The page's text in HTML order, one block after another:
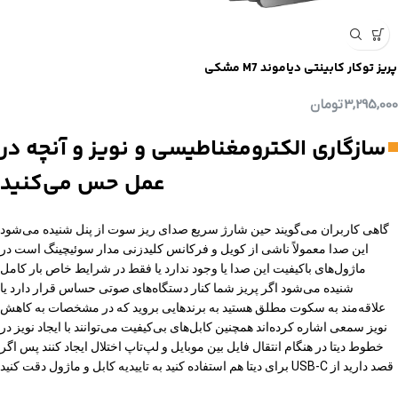
می‌کند اما در استفاده روزمره می‌بیند شارژ یا انجام نمی‌شود یا آن‌قدر کند است
که عملاً بی‌فایده به نظر می‌رسد بنابراین توصیه می‌شود ابتدا نیاز واقعی را
بنویسید تعداد کاربران و نوع دستگاه‌ها را بشمارید و بعد توان ماژول را انتخاب کنید
نقش کابل و کیفیت ارتباط در تجربه شارژ
حتی بهترین ماژول USB-C PD اگر با کابل نامناسب همراه شود تجربه‌ای
ناامیدکننده می‌سازد کابل‌های ارزان با هادی ضعیف یا چیپ E-Marker نامعتبر در
توان‌های بالاتر افت ولتاژ و گرمای قابل‌توجه ایجاد می‌کنند و باعث می‌شوند
دستگاه مدام بین حالت‌های شارژ جابه‌جا شود و صدای نوتیفیکیشن شارژ قطع و
وصل آزاردهنده شود بنابراین در کنار انتخاب ماژول مناسب یک یا دو کابل
استاندارد با تاییدیه توان متناسب بخرید کابل‌های تاییدشده برای ۶۰ وات یا ۱۰۰
وات علاوه بر شارژ پایدار دوام بیشتری دارند و احتمال لق شدن کانکتور یا جدا
پریز توکار کابینتی دیاموند M7 مشکی
3,295,000تومان
سازگاری الکترومغناطیسی و نویز و آنچه در
عمل حس می‌کنید
گاهی کاربران می‌گویند حین شارژ سریع صدای ریز سوت از پنل شنیده می‌شود
این صدا معمولاً ناشی از کویل و فرکانس کلیدزنی مدار سوئیچینگ است در
ماژول‌های باکیفیت این صدا یا وجود ندارد یا فقط در شرایط خاص بار کامل
شنیده می‌شود اگر پریز شما کنار دستگاه‌های صوتی حساس قرار دارد یا
علاقه‌مند به سکوت مطلق هستید به برندهایی بروید که در مشخصات به کاهش
نویز سمعی اشاره کرده‌اند همچنین کابل‌های بی‌کیفیت می‌توانند با ایجاد نویز در
خطوط دیتا در هنگام انتقال فایل بین موبایل و لپ‌تاپ اختلال ایجاد کنند پس اگر
قصد دارید از USB-C برای دیتا هم استفاده کنید به تاییدیه کابل و ماژول دقت کنید